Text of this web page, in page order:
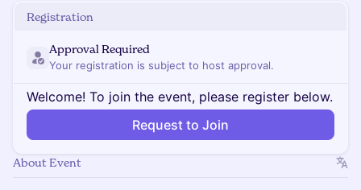
Registration
Approval Required
Your registration is subject to host approval.
Welcome! To join the event, please register below.
Request to Join
About Event